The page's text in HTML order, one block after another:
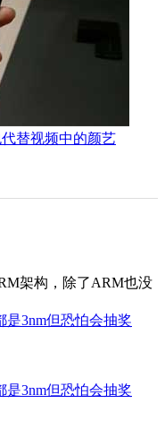
替视频中的颜艺
架构，除了ARM也没
是3nm但恐怕会抽奖
是3nm但恐怕会抽奖